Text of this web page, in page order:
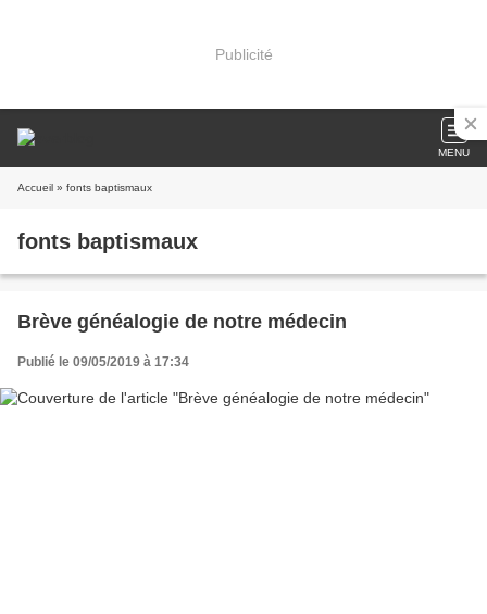
Publicité
MENU
Accueil » fonts baptismaux
fonts baptismaux
Brève généalogie de notre médecin
Publié le 09/05/2019 à 17:34